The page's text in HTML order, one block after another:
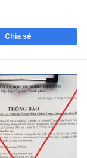
Chia sẻ